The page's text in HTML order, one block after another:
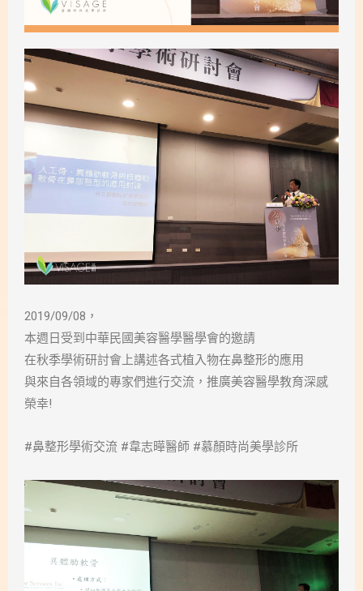
2019/09/08，
本週日受到中華民國美容醫學醫學會的邀請
在秋季學術研討會上講述各式植入物在鼻整形的應用
與來自各領域的專家們進行交流，推廣美容醫學教育深感
榮幸!
#鼻整形學術交流 #韋志曄醫師 #慕顏時尚美學診所